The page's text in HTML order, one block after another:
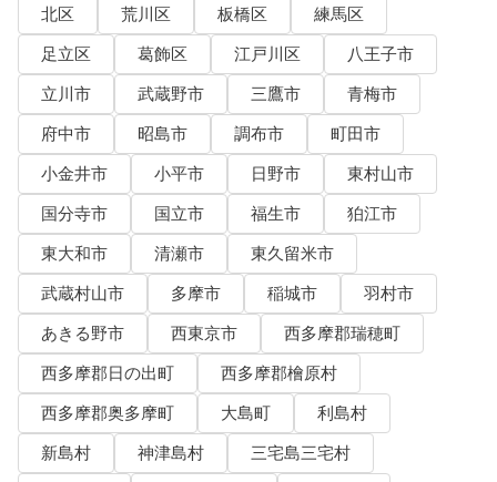
北区
荒川区 板橋区
練馬区
足立区
葛飾区 江戸川区
八王子市
立川市
武蔵野市 三鷹市
青梅市
府中市
昭島市 調布市
町田市
小金井市
小平市 日野市
東村山市
国分寺市
国立市 福生市
狛江市
東大和市
清瀬市
東久留米市
武蔵村山市
多摩市 稲城市
羽村市
あきる野市
西東京市
西多摩郡瑞穂町
西多摩郡日の出町
西多摩郡檜原村
西多摩郡奥多摩町
大島町
利島村
新島村
神津島村
三宅島三宅村